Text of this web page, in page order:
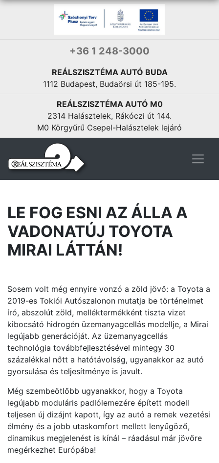
+36 1 248-3000
REÁLSZISZTÉMA AUTÓ BUDA
1112 Budapest, Budaörsi út 185-195.
REÁLSZISZTÉMA AUTÓ M0
2314 Halásztelek, Rákóczi út 144.
M0 Körgyűrű Csepel-Halásztelek lejáró
LE FOG ESNI AZ ÁLLA A
VADONATÚJ TOYOTA
MIRAI LÁTTÁN!
Sosem volt még ennyire vonzó a zöld jövő: a Toyota a
2019-es Tokiói Autószalonon mutatja be történelmet
író, abszolút zöld, melléktermékként tiszta vizet
kibocsátó hidrogén üzemanyagcellás modellje, a Mirai
legújabb generációját. Az üzemanyagcellás
technológia továbbfejlesztésével mintegy 30
százalékkal nőtt a hatótávolság, ugyanakkor az autó
gyorsulása és teljesítménye is javult.
Még szembeötlőbb ugyanakkor, hogy a Toyota
legújabb moduláris padlólemezére épített modell
teljesen új dizájnt kapott, így az autó a remek vezetési
élmény és a jobb utaskomfort mellett lenyűgöző,
dinamikus megjelenést is kínál – ráadásul már jövőre
megérkezhet Európába!